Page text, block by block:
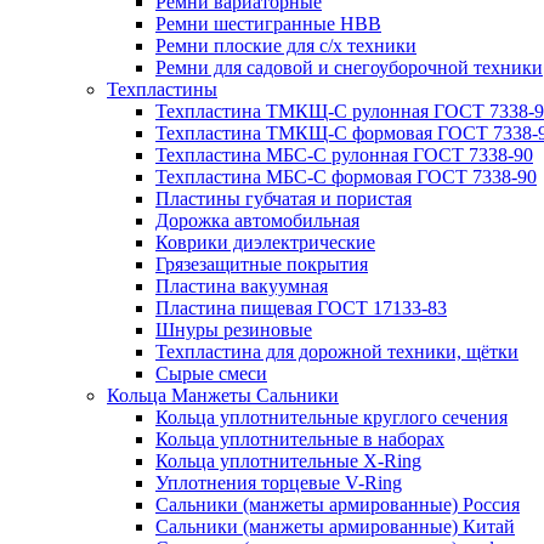
Ремни шестигранные HBB
Ремни плоские для с/х техники
Ремни для садовой и снегоуборочной техники
Техпластины
Техпластина ТМКЩ-С рулонная ГОСТ 7338-
Техпластина ТМКЩ-С формовая ГОСТ 7338-
Техпластина МБС-С рулонная ГОСТ 7338-90
Техпластина МБС-С формовая ГОСТ 7338-90
Пластины губчатая и пористая
Дорожка автомобильная
Коврики диэлектрические
Грязезащитные покрытия
Пластина вакуумная
Пластина пищевая ГОСТ 17133-83
Шнуры резиновые
Техпластина для дорожной техники, щётки
Сырые смеси
Кольца Манжеты Сальники
Кольца уплотнительные круглого сечения
Кольца уплотнительные в наборах
Кольца уплотнительные Х-Ring
Уплотнения торцевые V-Ring
Сальники (манжеты армированные) Россия
Сальники (манжеты армированные) Китай